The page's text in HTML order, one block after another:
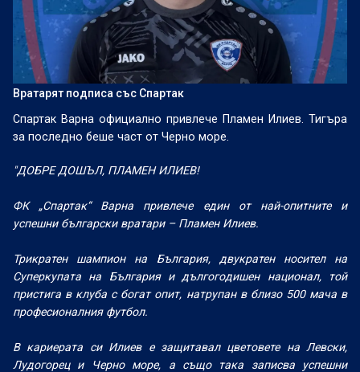
Вратарят подписа със Спартак
Спартак Варна официално привлече Пламен Илиев. Тигъра
за последно беше част от Черно море.
"ДОБРЕ ДОШЪЛ, ПЛАМЕН ИЛИЕВ!
ФК „Спартак“ Варна привлече един от най-опитните и
успешни български вратари – Пламен Илиев.
Трикратен шампион на България, двукратен носител на
Суперкупата на България и дългогодишен национал, той
пристига в клуба с богат опит, натрупан в близо 500 мача в
професионалния футбол.
В кариерата си Илиев е защитавал цветовете на Левски,
Лудогорец и Черно море, а също така записва успешни